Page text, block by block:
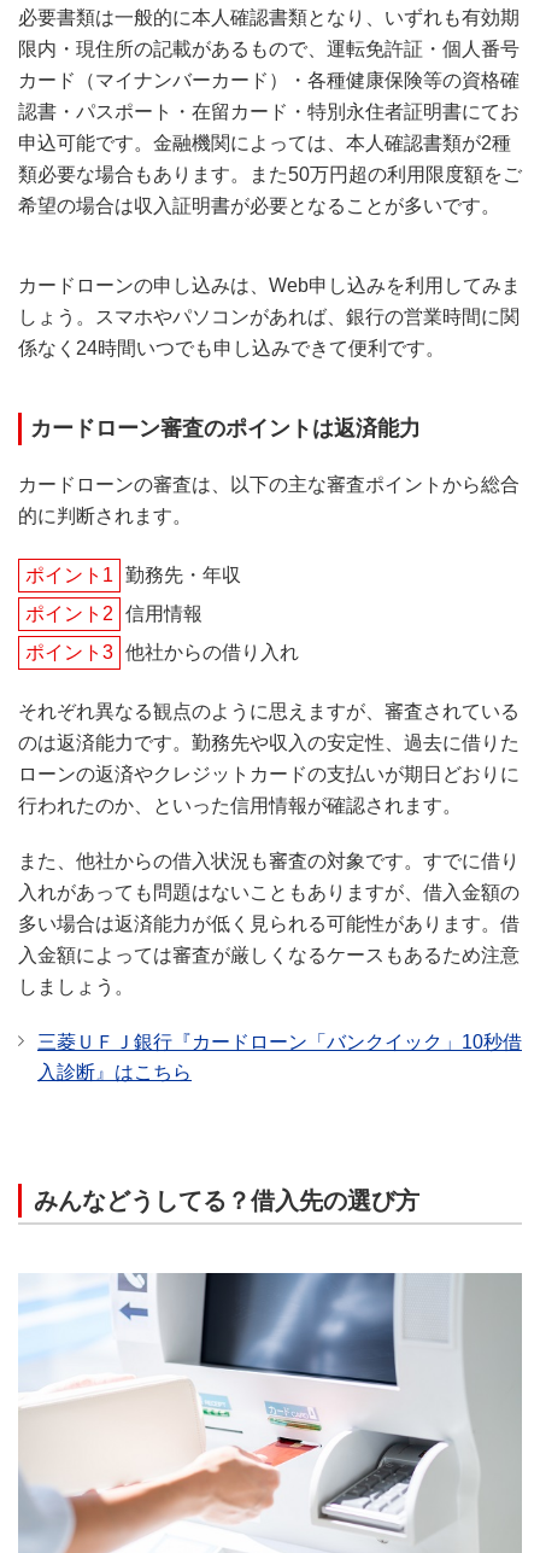
必要書類は一般的に本人確認書類となり、いずれも有効期
限内・現住所の記載があるもので、運転免許証・個人番号
カード（マイナンバーカード）・各種健康保険等の資格確
認書・パスポート・在留カード・特別永住者証明書にてお
申込可能です。金融機関によっては、本人確認書類が2種
類必要な場合もあります。また50万円超の利用限度額をご
希望の場合は収入証明書が必要となることが多いです。
カードローンの申し込みは、Web申し込みを利用してみま
しょう。スマホやパソコンがあれば、銀行の営業時間に関
係なく24時間いつでも申し込みできて便利です。
カードローン審査のポイントは返済能力
カードローンの審査は、以下の主な審査ポイントから総合
的に判断されます。
ポイント1
勤務先・年収
ポイント2
信用情報
ポイント3 他社からの借り入れ
それぞれ異なる観点のように思えますが、審査されている
のは返済能力です。勤務先や収入の安定性、過去に借りた
ローンの返済やクレジットカードの支払いが期日どおりに
行われたのか、といった信用情報が確認されます。
また、他社からの借入状況も審査の対象です。すでに借り
入れがあっても問題はないこともありますが、借入金額の
多い場合は返済能力が低く見られる可能性があります。借
入金額によっては審査が厳しくなるケースもあるため注意
しましょう。
三菱ＵＦＪ銀行『カードローン「バンクイック」10秒借
入診断』はこちら
みんなどうしてる？借入先の選び方